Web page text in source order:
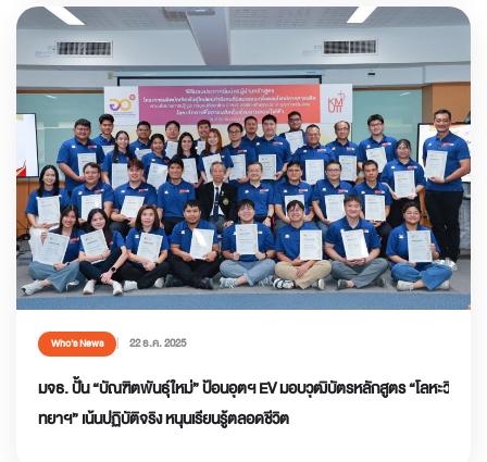
Who’s News 22 ธ.ค. 2025
มจธ. ปั้น “บัณฑิตพันธุ์ใหม่” ป้อนอุตฯ EV มอบวุฒิบัตรหลักสูตร “โลหะวิ
ทยาฯ” เน้นปฏิบัติจริง หนุนเรียนรู้ตลอดชีวิต